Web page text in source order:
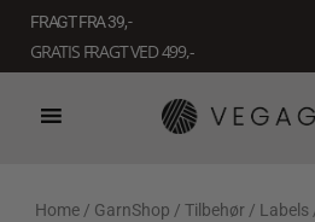
indholdet
FRAGT FRA 39, -
GRATIS FRAGT VED 499,-
Home / GarnShop / Tilbehør / Labels